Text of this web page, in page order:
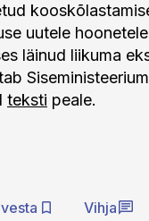
uutele
läinud liikuma
teksti peale.
Vihja